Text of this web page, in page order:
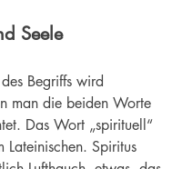
Seele
Begriffs wird
man die beiden Worte
Das Wort „spirituell“
Lateinischen. Spiritus